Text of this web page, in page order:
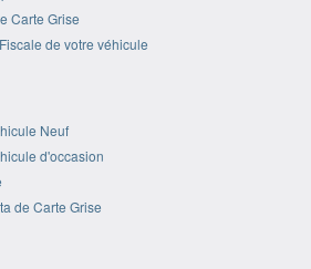
Carte Grise
de votre véhicule
Neuf
d'occasion
de Carte Grise